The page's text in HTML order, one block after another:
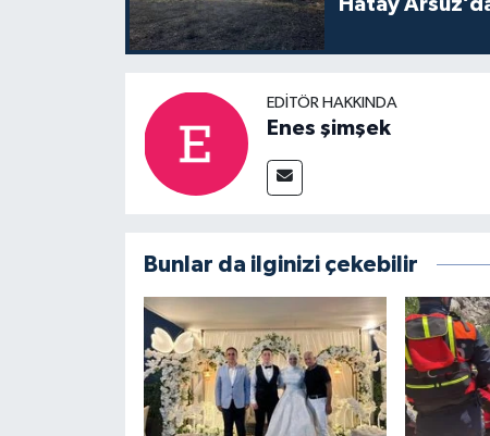
Hatay
EDITÖR HAKKINDA
Enes şimşek
Bunlar da ilginizi çekebilir